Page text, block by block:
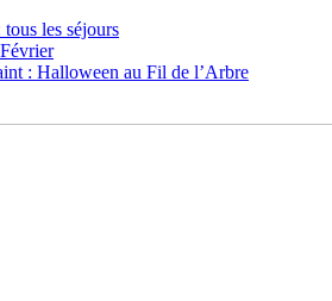
les séjours
: Halloween au Fil de l’Arbre